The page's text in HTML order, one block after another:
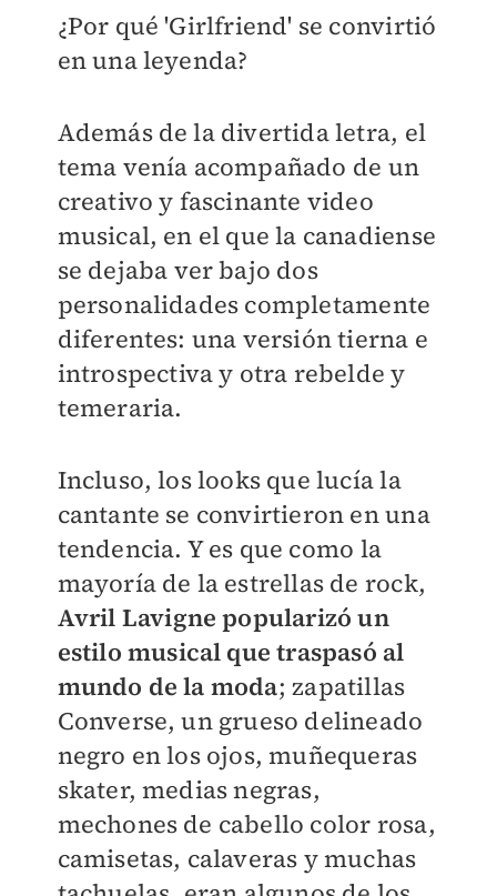
¿Por qué 'Girlfriend' se convirtió
en una leyenda?
Además de la divertida letra, el
tema venía acompañado de un
creativo y fascinante video
musical, en el que la canadiense
se dejaba ver bajo dos
personalidades completamente
diferentes: una versión tierna e
introspectiva y otra rebelde y
temeraria.
Incluso, los looks que lucía la
cantante se convirtieron en una
tendencia. Y es que como la
mayoría de la estrellas de rock,
Avril Lavigne popularizó un
estilo musical que traspasó al
mundo de la moda; zapatillas
Converse, un grueso delineado
negro en los ojos, muñequeras
skater, medias negras,
mechones de cabello color rosa,
camisetas, calaveras y muchas